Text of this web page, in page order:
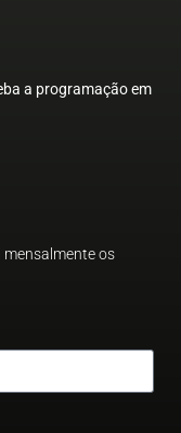
a programação em
mensalmente os